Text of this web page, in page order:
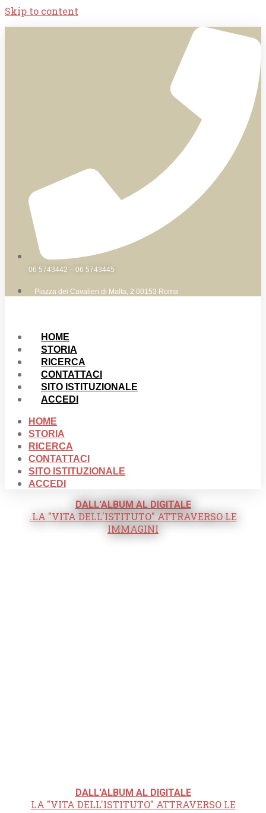
Skip to content
06 5743442 – 06 5743445
Piazza dei Cavalieri di Malta, 2 00153 Roma
HOME
STORIA
RICERCA
CONTATTACI
SITO ISTITUZIONALE
ACCEDI
HOME
STORIA
RICERCA
CONTATTACI
SITO ISTITUZIONALE
ACCEDI
DALL'ALBUM AL DIGITALE
.LA "VITA DELL'ISTITUTO" ATTRAVERSO LE
IMMAGINI
DALL'ALBUM AL DIGITALE
LA "VITA DELL'ISTITUTO" ATTRAVERSO LE